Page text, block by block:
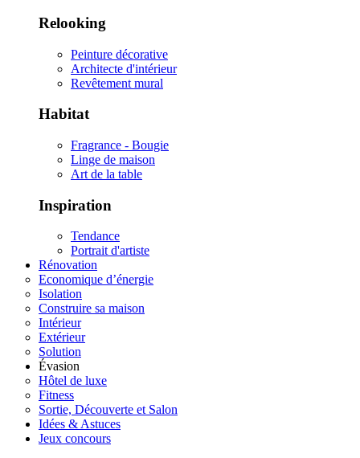
Relooking
Peinture décorative
Architecte d'intérieur
Revêtement mural
Habitat
Fragrance - Bougie
Linge de maison
Art de la table
Inspiration
Tendance
Portrait d'artiste
Rénovation
Economique d’énergie
Isolation
Construire sa maison
Intérieur
Extérieur
Solution
Évasion
Hôtel de luxe
Fitness
Sortie, Découverte et Salon
Idées & Astuces
Jeux concours